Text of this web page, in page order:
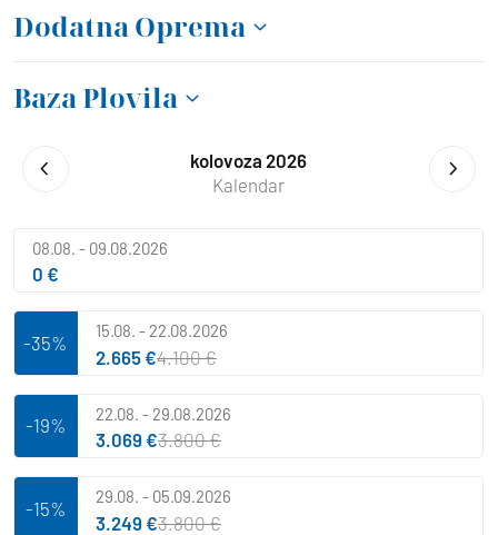
Dodatna Oprema
Baza Plovila
kolovoza 2026
Kalendar
08.08. - 09.08.2026
0 €
-35%
15.08. - 22.08.2026
2.665 €4.100 €
-19%
22.08. - 29.08.2026
3.069 €3.800 €
-15%
29.08. - 05.09.2026
3.249 €3.800 €